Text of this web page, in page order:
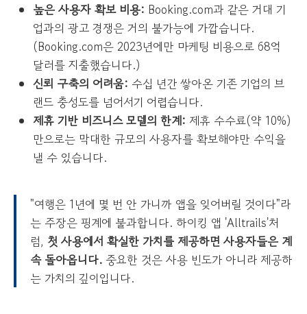
높은 사용자 확보 비용: Booking.com과 같은 거대 기
업과의 광고 경쟁은 거의 불가능에 가깝습니다.
(Booking.com은 2023년에만 마케팅 비용으로 68억
달러를 지출했습니다.)
신뢰 구축의 어려움: 수십 년간 쌓아온 기존 기업의 브
랜드 충성도를 넘어서기 어렵습니다.
제휴 기반 비즈니스 모델의 한계: 제휴 수수료(약 10%)
만으로는 막대한 규모의 사용자를 확보해야만 수익을
낼 수 있습니다.
"여행은 1년에 몇 번 안 가니까 앱을 잊어버릴 것이다"라
는 주장은 핑계에 불과합니다. 하이킹 앱 'Alltrails'처
럼, 첫 사용에서 확실한 가치를 제공하면 사용자들은 계
속 돌아옵니다. 중요한 것은 사용 빈도가 아니라 제공하
는 가치의 깊이입니다.